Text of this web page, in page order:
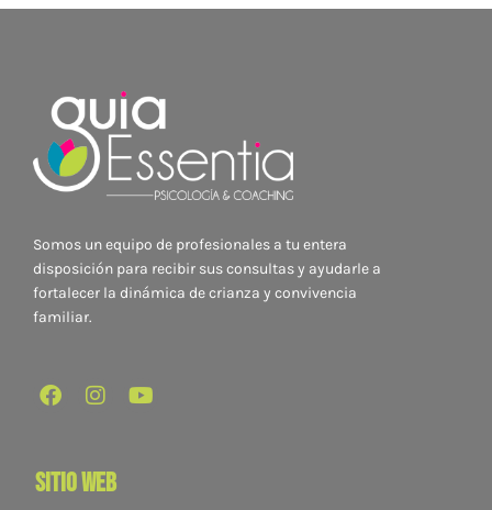
Somos un equipo de profesionales a tu entera
disposición para recibir sus consultas y ayudarle a
fortalecer la dinámica de crianza y convivencia
familiar.
sitio web